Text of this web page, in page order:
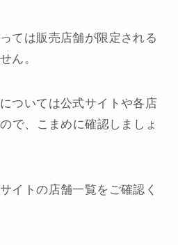
ては販売店舗が限定される
ん。
ついては公式サイトや各店
で、こまめに確認しましょ
イトの店舗一覧をご確認く